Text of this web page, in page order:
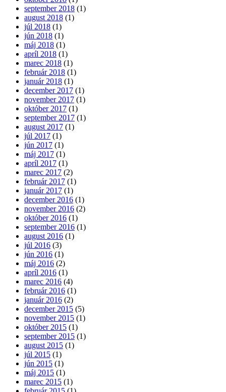
september 2018 (1)
august 2018 (1)
júl 2018 (1)
jún 2018 (1)
máj 2018 (1)
apríl 2018 (1)
marec 2018 (1)
február 2018 (1)
január 2018 (1)
december 2017 (1)
november 2017 (1)
október 2017 (1)
september 2017 (1)
august 2017 (1)
júl 2017 (1)
jún 2017 (1)
máj 2017 (1)
apríl 2017 (1)
marec 2017 (2)
február 2017 (1)
január 2017 (1)
december 2016 (1)
november 2016 (2)
október 2016 (1)
september 2016 (1)
august 2016 (1)
júl 2016 (3)
jún 2016 (1)
máj 2016 (2)
apríl 2016 (1)
marec 2016 (4)
február 2016 (1)
január 2016 (2)
december 2015 (5)
november 2015 (1)
október 2015 (1)
september 2015 (1)
august 2015 (1)
júl 2015 (1)
jún 2015 (1)
máj 2015 (1)
marec 2015 (1)